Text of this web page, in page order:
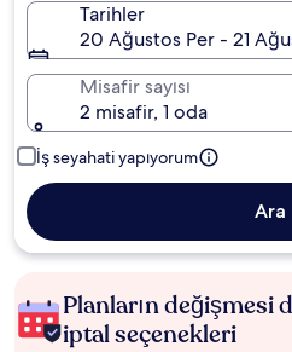
Tarihler
20 Ağustos Per - 21
Misafir sayısı
2 misafir, 1 oda
İş seyahati yapıyorum
Ara
Planların
iptal seçenekleri